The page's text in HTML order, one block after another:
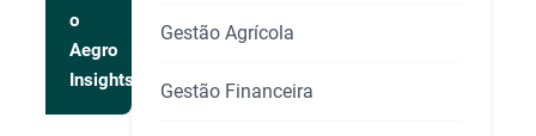
o
Aegro
Insights
Gestão Agrícola
Gestão Financeira